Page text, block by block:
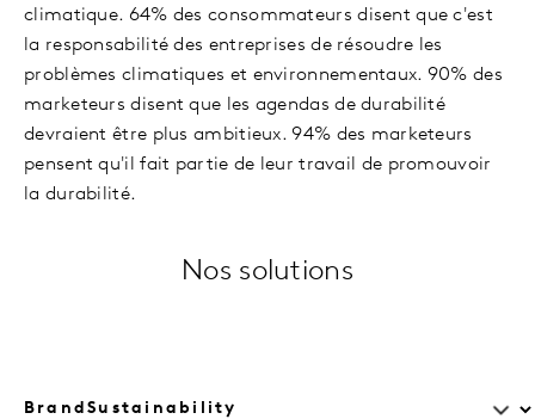
climatique. 64% des consommateurs disent que c'est
la responsabilité des entreprises de résoudre les
problèmes climatiques et environnementaux. 90% des
marketeurs disent que les agendas de durabilité
devraient être plus ambitieux. 94% des marketeurs
pensent qu'il fait partie de leur travail de promouvoir
la durabilité.
Nos solutions